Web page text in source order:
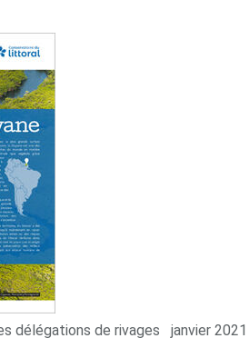
délégations de rivages janvier 2021